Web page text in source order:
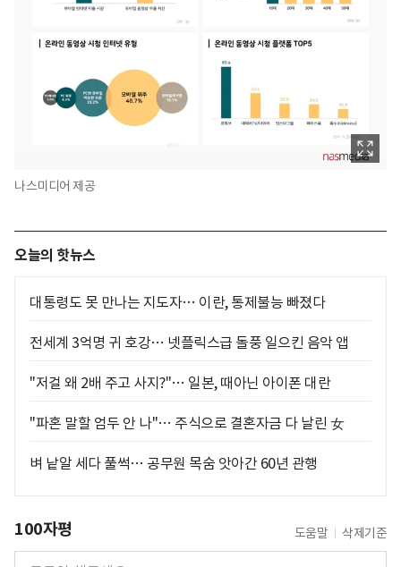
나스미디어 제공
오늘의 핫뉴스
대통령도 못 만나는 지도자… 이란, 통제불능 빠졌다
전세계 3억명 귀 호강… 넷플릭스급 돌풍 일으킨 음악 앱
"저걸 왜 2배 주고 사지?"… 일본, 때아닌 아이폰 대란
"파혼 말할 엄두 안 나"… 주식으로 결혼자금 다 날린 女
벼 낱알 세다 풀썩… 공무원 목숨 앗아간 60년 관행
100자평 도움말 삭제기준